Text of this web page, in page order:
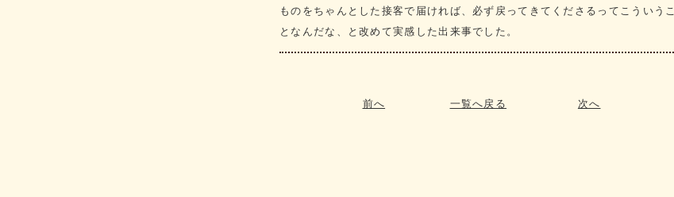
ものをちゃんとした接客で届ければ、必ず戻ってきてくださるってこういうこ
となんだな、と改めて実感した出来事でした。
前へ 一覧へ戻る 次へ